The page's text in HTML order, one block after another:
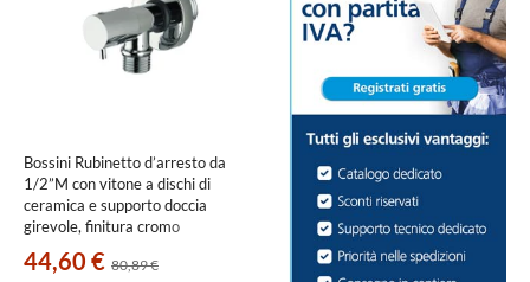
Bossini Rubinetto d’arresto da
1/2”M con vitone a dischi di
ceramica e supporto doccia
girevole, finitura cromo
44,60 € 80,89 €